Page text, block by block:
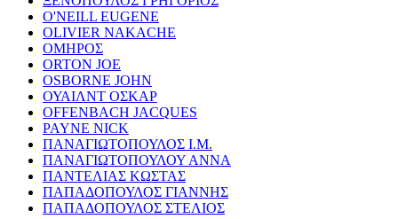
O'NEILL EUGENE
OLIVIER NAKACHE
ΟΜΗΡΟΣ
ORTON JOE
OSBORNE JOHN
ΟΥΑΙΛΝΤ ΟΣΚΑΡ
OFFENBACH JACQUES
PAYNE NICK
ΠΑΝΑΓΙΩΤΟΠΟΥΛΟΣ Ι.Μ.
ΠΑΝΑΓΙΩΤΟΠΟΥΛΟΥ ΑΝΝΑ
ΠΑΝΤΕΛΙΑΣ ΚΩΣΤΑΣ
ΠΑΠΑΔΟΠΟΥΛΟΣ ΓΙΑΝΝΗΣ
ΠΑΠΑΔΟΠΟΥΛΟΣ ΣΤΕΛΙΟΣ